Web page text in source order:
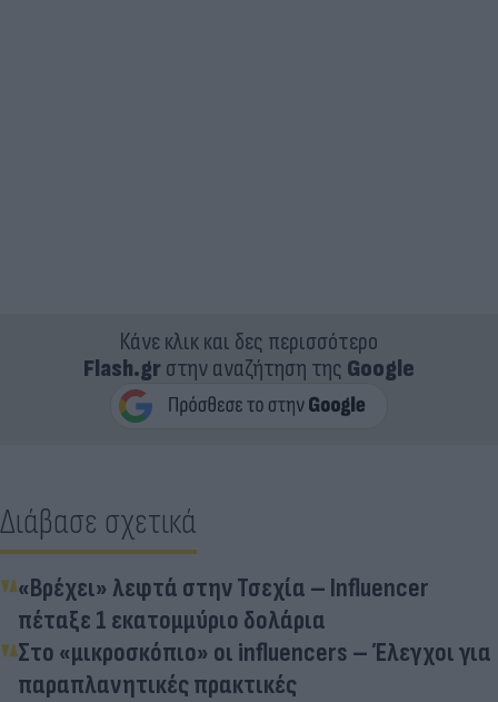
Κάνε κλικ και δες περισσότερο
Flash.grστην αναζήτηση της Google
Διάβασε σχετικά
«Βρέχει» λεφτά στην Τσεχία – Influencer
πέταξε 1 εκατομμύριο δολάρια
Στο «μικροσκόπιο» οι influencers – Έλεγχοι για
παραπλανητικές πρακτικές